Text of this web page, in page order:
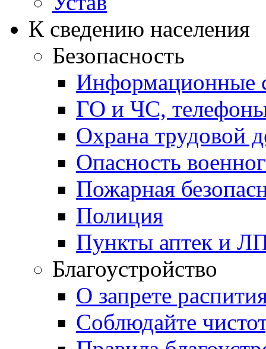
К сведению населения
Безопасность
Информационные
ГО и ЧС,
Охрана трудовой
Опасность
Пожарная
Полиция
Пункты аптек и
Благоустройство
О запрете
Соблюдайте